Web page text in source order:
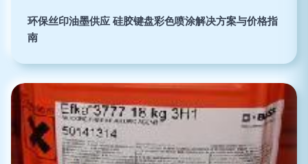
环保丝印油墨供应 硅胶键盘彩色喷涂解决方案与价格指
南